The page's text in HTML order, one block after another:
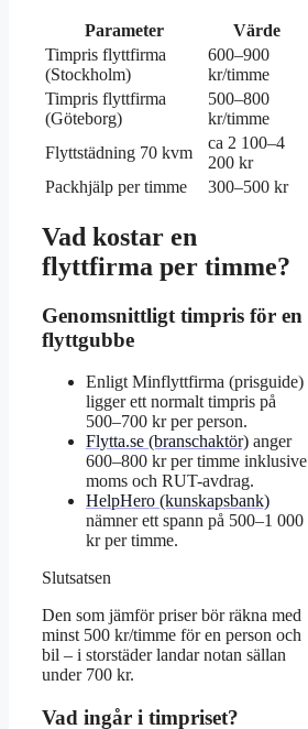
Parameter
Värde
Timpris flyttfirma
(Stockholm)
600–900
kr/timme
Timpris flyttfirma
(Göteborg)
500–800
kr/timme
Flyttstädning 70 kvm
ca 2 100–4
200 kr
Packhjälp per timme
300–500 kr
Vad kostar en
flyttfirma per timme?
Genomsnittligt timpris för en
flyttgubbe
Enligt Minflyttfirma (prisguide)
ligger ett normalt timpris på
500–700 kr per person.
Flytta.se (branschaktör) anger
600–800 kr per timme inklusive
moms och RUT-avdrag.
HelpHero (kunskapsbank)
nämner ett spann på 500–1 000
kr per timme.
Slutsatsen
Den som jämför priser bör räkna med
minst 500 kr/timme för en person och
bil – i storstäder landar notan sällan
under 700 kr.
Vad ingår i timpriset?